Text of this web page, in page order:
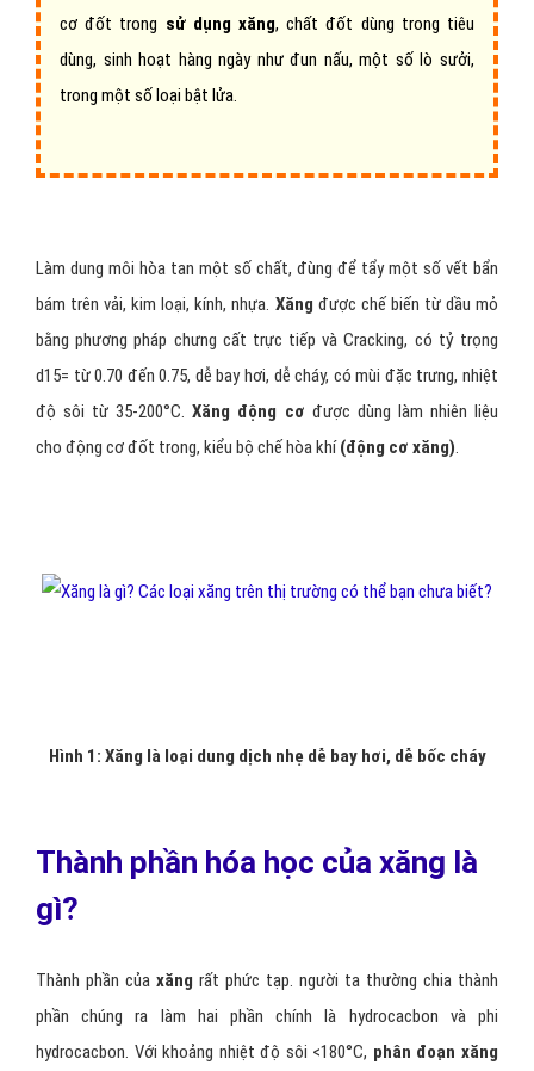
cơ đốt trong sử dụng xăng, chất đốt dùng trong tiêu
dùng, sinh hoạt hàng ngày như đun nấu, một số lò sưởi,
trong một số loại bật lửa.
Làm dung môi hòa tan một số chất, đùng để tẩy một số vết bẩn
bám trên vải, kim loại, kính, nhựa. Xăng được chế biến từ dầu mỏ
bằng phương pháp chưng cất trực tiếp và Cracking, có tỷ trọng
d15= từ 0.70 đến 0.75, dễ bay hơi, dễ cháy, có mùi đặc trưng, nhiệt
độ sôi từ 35-200°C. Xăng động cơ được dùng làm nhiên liệu
cho động cơ đốt trong, kiểu bộ chế hòa khí(động cơ xăng).
Hình 1: Xăng là loại dung dịch nhẹ dễ bay hơi, dễ bốc cháy
Thành phần hóa học của xăng là
gì?
Thành phần của xăng rất phức tạp. người ta thường chia thành
phần chúng ra làm hai phần chính là hydrocacbon và phi
hydrocacbon. Với khoảng nhiệt độ sôi <180°C, phân đoạn xăng